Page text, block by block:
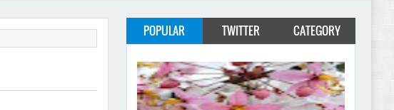
POPULAR TWITTER CATEGORY